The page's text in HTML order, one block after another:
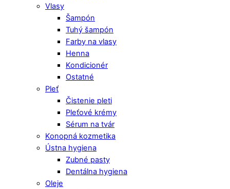
Vlasy
Šampón
Tuhý šampón
Farby na vlasy
Henna
Kondicionér
Ostatné
Pleť
Čistenie pleti
Pleťové krémy
Sérum na tvár
Konopná kozmetika
Ústna hygiena
Zubné pasty
Dentálna hygiena
Oleje